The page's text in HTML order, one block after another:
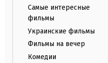
Самые интересные
фильмы
Украинские фильмы
Фильмы на вечер
Комедии